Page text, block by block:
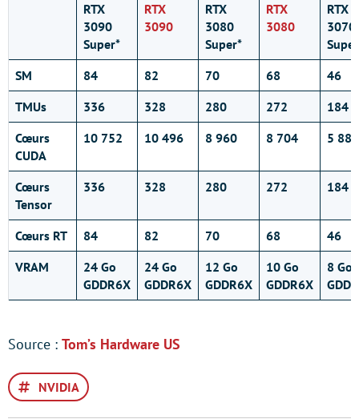
RTX
3090
Super*
RTX
3090
RTX
3080
Super*
RTX
3080
RTX
3070
SM
84 82 70 68
46
TMUs
336 328 280 272
184
Cœurs
CUDA
10 752 10 496 8 960 8 704 5 888
Cœurs
Tensor
336 328 280 272 184
Cœurs RT 84 82 70 68
46
VRAM
24 Go
GDDR6X
24 Go
GDDR6X
12 Go
GDDR6X
10 Go
GDDR6X
8 Go
Source : Tom’s Hardware US
NVIDIA